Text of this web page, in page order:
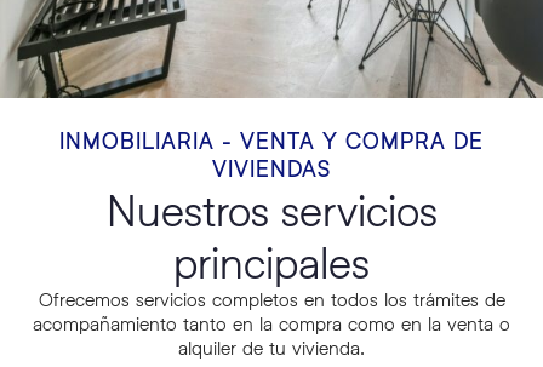
INMOBILIARIA - VENTA Y COMPRA DE
VIVIENDAS
Nuestros servicios
principales
Ofrecemos servicios completos en todos los trámites de
acompañamiento tanto en la compra como en la venta o
alquiler de tu vivienda.